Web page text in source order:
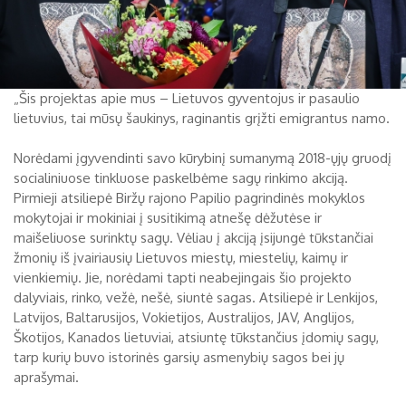
„Šis projektas apie mus – Lietuvos gyventojus ir pasaulio
lietuvius, tai mūsų šaukinys, raginantis grįžti emigrantus namo.
Norėdami įgyvendinti savo kūrybinį sumanymą 2018-ųjų gruodį
socialiniuose tinkluose paskelbėme sagų rinkimo akciją.
Pirmieji atsiliepė Biržų rajono Papilio pagrindinės mokyklos
mokytojai ir mokiniai į susitikimą atnešę dėžutėse ir
maišeliuose surinktų sagų. Vėliau į akciją įsijungė tūkstančiai
žmonių iš įvairiausių Lietuvos miestų, miestelių, kaimų ir
vienkiemių. Jie, norėdami tapti neabejingais šio projekto
dalyviais, rinko, vežė, nešė, siuntė sagas. Atsiliepė ir Lenkijos,
Latvijos, Baltarusijos, Vokietijos, Australijos, JAV, Anglijos,
Škotijos, Kanados lietuviai, atsiuntę tūkstančius įdomių sagų,
tarp kurių buvo istorinės garsių asmenybių sagos bei jų
aprašymai.